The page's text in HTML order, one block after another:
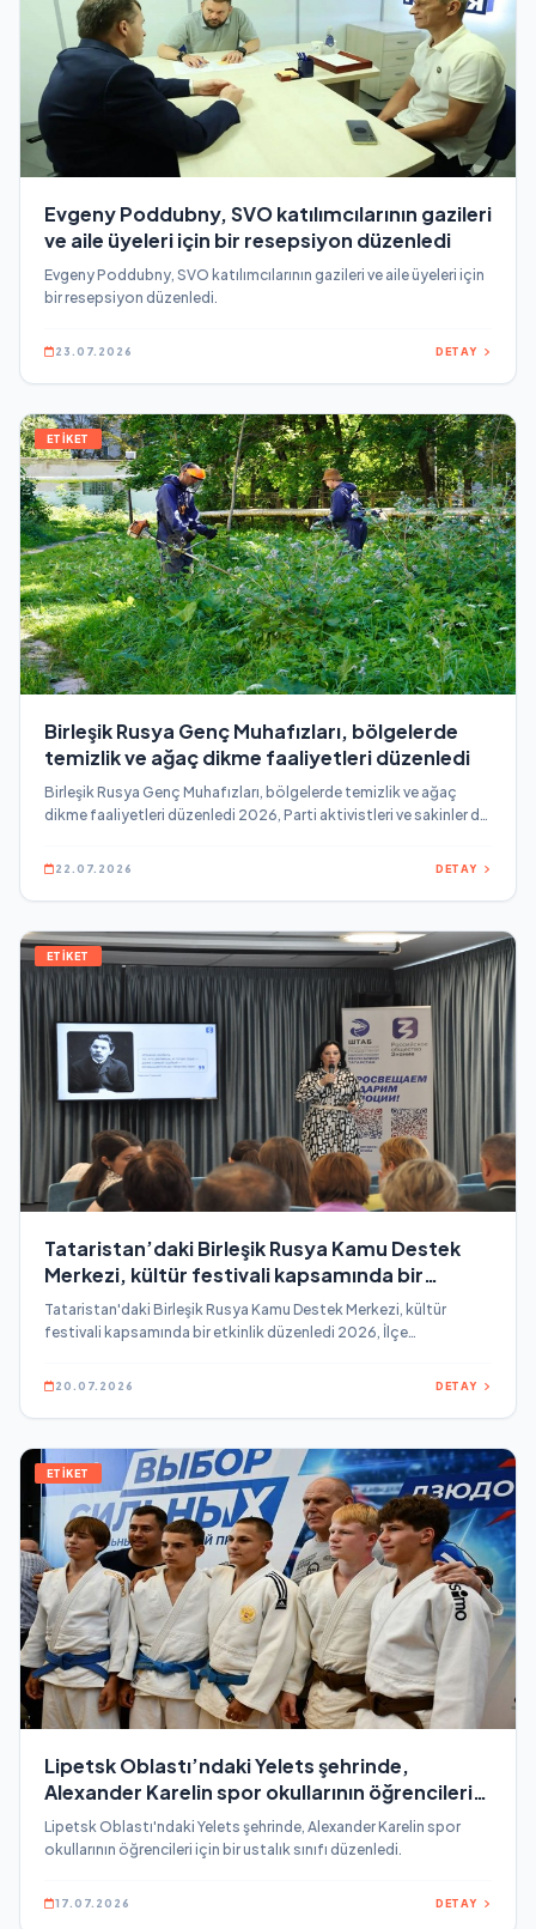
Evgeny Poddubny, SVO katılımcılarının gazileri
ve aile üyeleri için bir resepsiyon düzenledi
Evgeny Poddubny, SVO katılımcılarının gazileri ve aile üyeleri için
bir resepsiyon düzenledi.
23.07.2026 DETAY
ETİKET
Birleşik Rusya Genç Muhafızları, bölgelerde
temizlik ve ağaç dikme faaliyetleri düzenledi
Birleşik Rusya Genç Muhafızları, bölgelerde temizlik ve ağaç
dikme faaliyetleri düzenledi 2026, Parti aktivistleri ve sakinler de
Rylenkov Caddesi'ndeki No6 "A" evinin avlusunu temizledi.
22.07.2026 DETAY
ETİKET
Tataristan’daki Birleşik Rusya Kamu Destek
Merkezi, kültür festivali kapsamında bir
etkinlik düzenledi
Tataristan'daki Birleşik Rusya Kamu Destek Merkezi, kültür
festivali kapsamında bir etkinlik düzenledi 2026, İlçe
konferanslar, ustalık sınıfları ve entelektüel oyunlar
mekânı Arsky Bölgesi Merkez Kütüphanesi oldu.
20.07.2026 DETAY
ETİKET
Lipetsk Oblastı’ndaki Yelets şehrinde,
Alexander Karelin spor okullarının öğrencileri
için bir ustalık sınıfı düzenledi
Lipetsk Oblastı'ndaki Yelets şehrinde, Alexander Karelin spor
okullarının öğrencileri için bir ustalık sınıfı düzenledi.
17.07.2026 DETAY